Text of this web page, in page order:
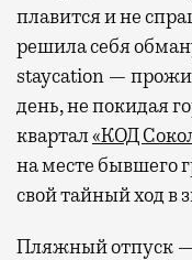
плавится и не
решила себя
staycation —
день, не покидая
квартал«КОД
на месте бывшего
свой тайный ход в
Пляжный отпуск